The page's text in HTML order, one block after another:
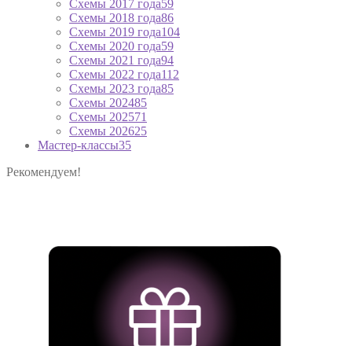
Схемы 2017 года59
Схемы 2018 года86
Схемы 2019 года104
Схемы 2020 года59
Схемы 2021 года94
Схемы 2022 года112
Схемы 2023 года85
Схемы 202485
Схемы 202571
Схемы 202625
Мастер-классы35
Рекомендуем!